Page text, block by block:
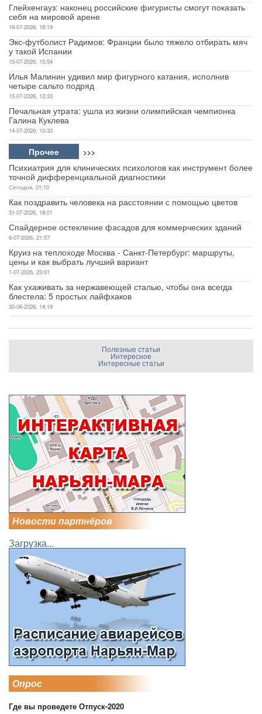
Глейхенгауз: наконец российские фигуристы смогут показать
себя на мировой арене
19-07-2026, 18:19
Экс-футболист Радимов: Франции было тяжело отбирать мяч
у такой Испании
15-07-2026, 15:54
Илья Малинин удивил мир фигурного катания, исполнив
четыре сальто подряд
15-07-2026, 12:33
Печальная утрата: ушла из жизни олимпийская чемпионка
Галина Куклева
14-07-2026, 10:33
Прочее >>>
Психиатрия для клинических психологов как инструмент более
точной дифференциальной диагностики
Сегодня, 01:10
Как поздравить человека на расстоянии с помощью цветов
31-07-2026, 18:01
Спайдерное остекление фасадов для коммерческих зданий
6-07-2026, 21:57
Круиз на теплоходе Москва - Санкт-Петербург: маршруты,
цены и как выбрать лучший вариант
1-07-2026, 23:01
Как ухаживать за нержавеющей сталью, чтобы она всегда
блестела: 5 простых лайфхаков
30-06-2026, 14:19
Полезные статьи
Интересное
Интересные статьи
Новости партнёров
Загрузка...
Опрос
Где вы проведете Отпуск-2020